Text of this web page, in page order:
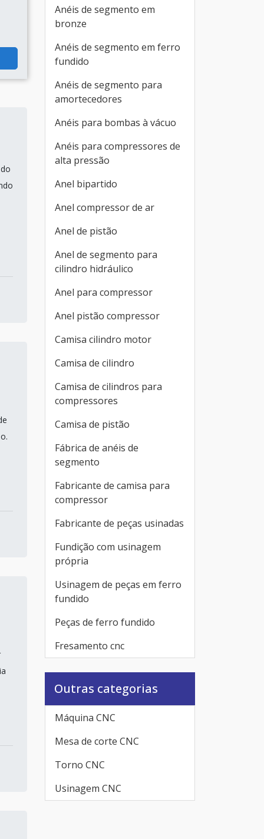
Anéis de segmento em
bronze
Anéis de segmento em ferro
fundido
Anéis de segmento para
amortecedores
Anéis para bombas à vácuo
Anéis para compressores de
alta pressão
Anel bipartido
Anel compressor de ar
Anel de pistão
Anel de segmento para
cilindro hidráulico
Anel para compressor
Anel pistão compressor
Camisa cilindro motor
Camisa de cilindro
Camisa de cilindros para
compressores
Camisa de pistão
Fábrica de anéis de
segmento
Fabricante de camisa para
compressor
Fabricante de peças usinadas
Fundição com usinagem
própria
Usinagem de peças em ferro
fundido
Peças de ferro fundido
Fresamento cnc
Outras categorias
Máquina CNC
Mesa de corte CNC
Torno CNC
Usinagem CNC